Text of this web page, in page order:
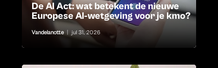
De AI Act: wat betekent de nieuwe
Europese AI-wetgeving voor je kmo?
Vandelanotte | jul 31, 2026